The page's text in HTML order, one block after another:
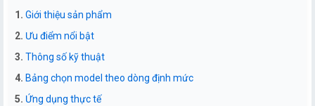
Giới thiệu sản phẩm
Ưu điểm nổi bật
Thông số kỹ thuật
Bảng chọn model theo dòng định mức
Ứng dụng thực tế